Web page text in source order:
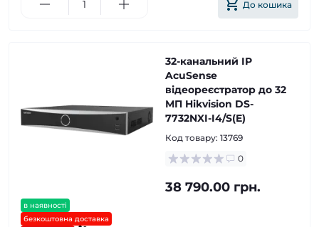
До кошика
в наявності
безкоштовна доставка
32-канальний IP
AcuSense
відеореєстратор до 32
МП Hikvision DS-
7732NXI-I4/S(E)
Код товару: 13769
0
38 790.00 грн.